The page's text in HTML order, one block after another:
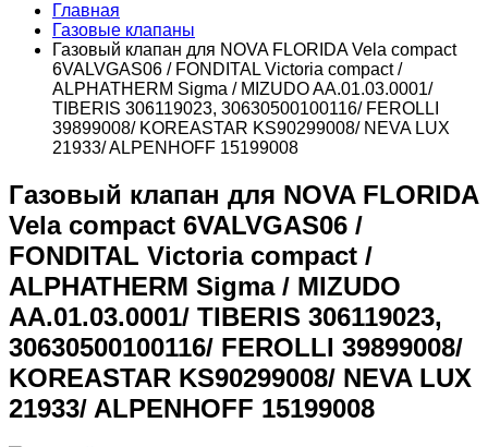
Главная
Газовые клапаны
Газовый клапан для NOVA FLORIDA Vela compact
6VALVGAS06 / FONDITAL Victoria compact /
ALPHATHERM Sigma / MIZUDO AA.01.03.0001/
TIBERIS 306119023, 30630500100116/ FEROLLI
39899008/ KOREASTAR KS90299008/ NEVA LUX
21933/ ALPENHOFF 15199008
Газовый клапан для NOVA FLORIDA
Vela compact 6VALVGAS06 /
FONDITAL Victoria compact /
ALPHATHERM Sigma / MIZUDO
AA.01.03.0001/ TIBERIS 306119023,
30630500100116/ FEROLLI 39899008/
KOREASTAR KS90299008/ NEVA LUX
21933/ ALPENHOFF 15199008